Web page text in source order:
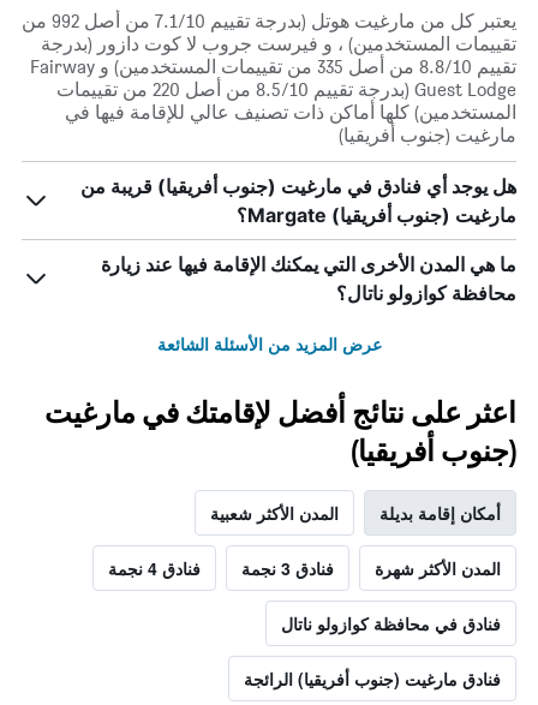
يعتبر كل من مارغيت هوتل (بدرجة تقييم 7.1/10 من أصل 992 من
تقييمات المستخدمين) ، و فيرست جروب لا كوت دازور (بدرجة
تقييم 8.8/10 من أصل 335 من تقييمات المستخدمين) و Fairway
Guest Lodge (بدرجة تقييم 8.5/10 من أصل 220 من تقييمات
المستخدمين) كلها أماكن ذات تصنيف عالي للإقامة فيها في
مارغيت (جنوب أفريقيا)
هل يوجد أي فنادق في مارغيت (جنوب أفريقيا) قريبة من
مارغيت (جنوب أفريقيا) Margate؟
ما هي المدن الأخرى التي يمكنك الإقامة فيها عند زيارة
محافظة كوازولو ناتال؟
عرض المزيد من الأسئلة الشائعة
اعثر على نتائج أفضل لإقامتك في مارغيت
(جنوب أفريقيا)
أمكان إقامة بديلة المدن الأكثر شعبية
المدن الأكثر شهرة فنادق 3 نجمة فنادق 4 نجمة
فنادق في محافظة كوازولو ناتال
فنادق مارغيت (جنوب أفريقيا) الرائجة